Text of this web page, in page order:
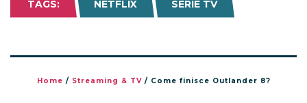
TAGS: NETFLIX SERIE TV
Home / Streaming & TV/ Come finisce Outlander 8?